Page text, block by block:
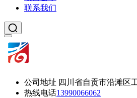
联系我们
公司地址 四川省自贡市沿滩区
热线电话13990066062